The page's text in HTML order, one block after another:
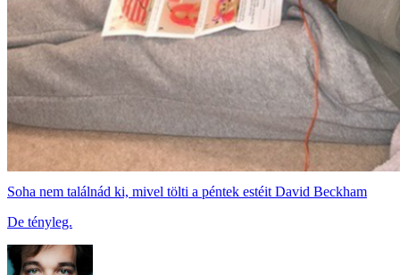
Soha nem találnád ki, mivel tölti a péntek estéit David Beckham
De tényleg.